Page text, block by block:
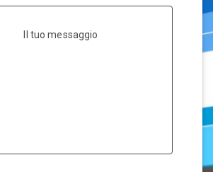
Il tuo messaggio